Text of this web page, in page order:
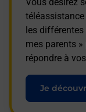
les
mes parents
répondre à
Je